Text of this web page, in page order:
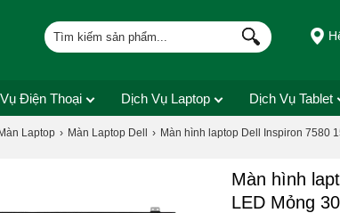
Điện Thoại Dịch Vụ Laptop Dịch Vụ Tablet
Màn Laptop Màn Laptop Dell Màn hình laptop Dell Inspiron 7580
Màn hình
LED Mỏng